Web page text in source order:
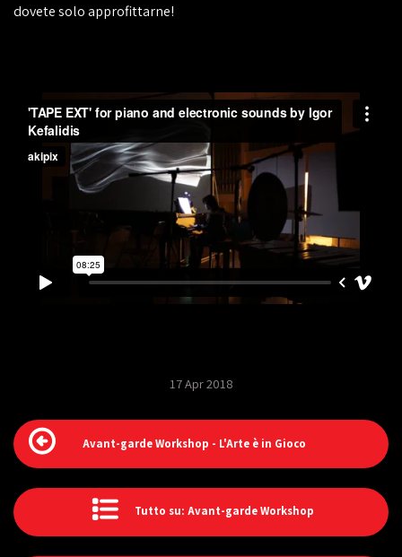
dovete solo approfittarne!
17 Apr 2018
Avant-garde Workshop - L'Arte è in Gioco
Tutto su: Avant-garde Workshop